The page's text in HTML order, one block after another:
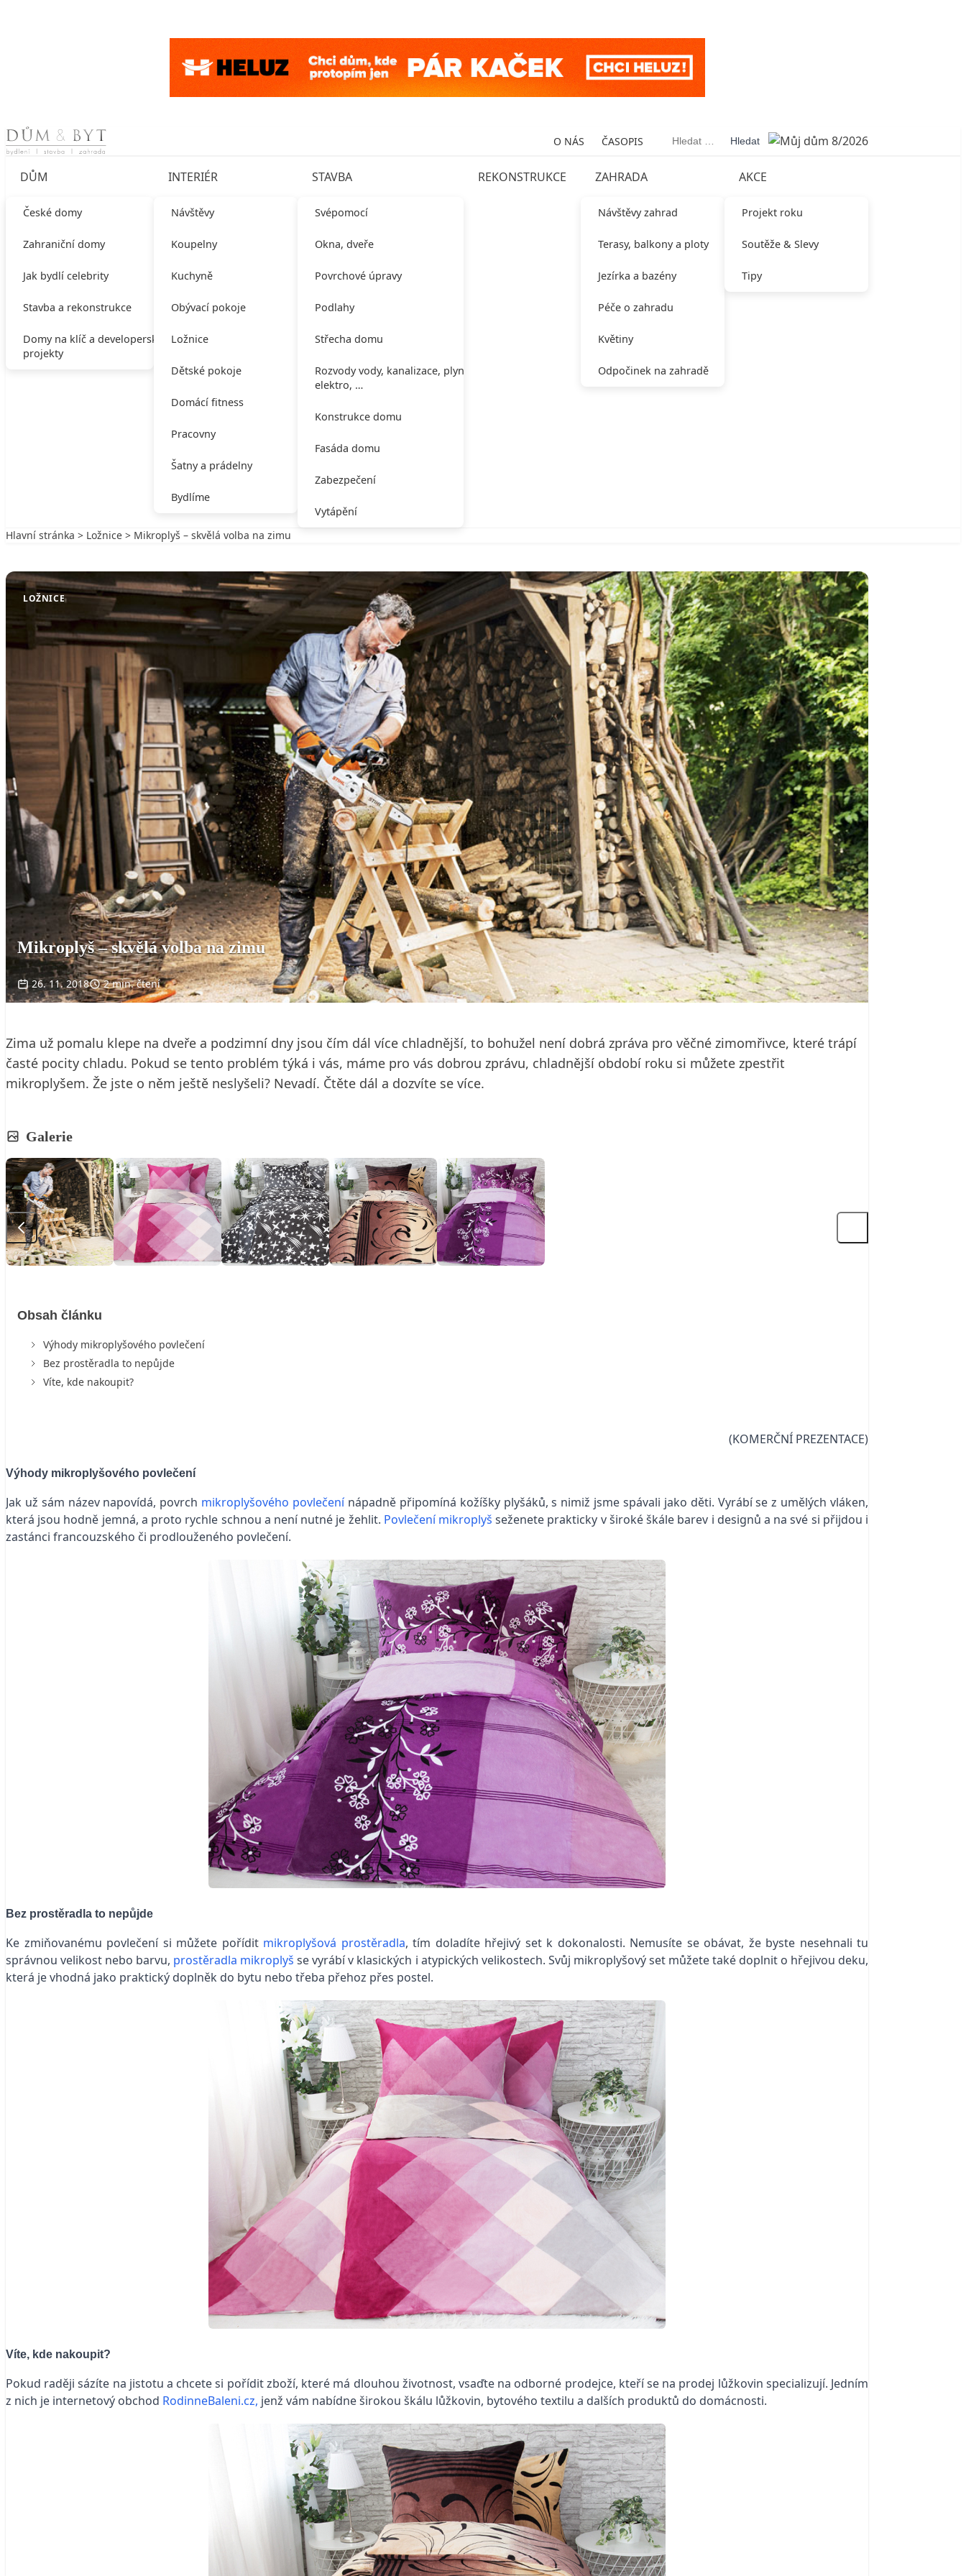
Skip to content O NÁS ČASOPIS Vyhledávání
DŮM
České domy
Zahraniční domy
Jak bydlí celebrity
Stavba a rekonstrukce
Domy na klíč a developerské
projekty
INTERIÉR
Návštěvy
Koupelny
Kuchyně
Obývací pokoje
Ložnice
Dětské pokoje
Domácí fitness
Pracovny
Šatny a prádelny
Bydlíme
STAVBA
Svépomocí
Okna, dveře
Povrchové úpravy
Podlahy
Střecha domu
Rozvody vody, kanalizace, plynu,
elektro, …
Konstrukce domu
Fasáda domu
Zabezpečení
Vytápění
REKONSTRUKCE ZAHRADA
Návštěvy zahrad
Terasy, balkony a ploty
Jezírka a bazény
Péče o zahradu
Květiny
Odpočinek na zahradě
AKCE
Projekt roku
Soutěže & Slevy
Tipy
Hlavní stránka > Ložnice > Mikroplyš – skvělá volba na zimu
LOŽNICE
Mikroplyš – skvělá volba na zimu
26. 11. 2018 2 min. čtení
Zima už pomalu klepe na dveře a podzimní dny jsou čím dál více chladnější, to bohužel není dobrá zpráva pro věčné zimomřivce, které trápí
časté pocity chladu. Pokud se tento problém týká i vás, máme pro vás dobrou zprávu, chladnější období roku si můžete zpestřit
mikroplyšem. Že jste o něm ještě neslyšeli? Nevadí. Čtěte dál a dozvíte se více.
Galerie
Obsah článku
Výhody mikroplyšového povlečení
Bez prostěradla to nepůjde
Víte, kde nakoupit?
(KOMERČNÍ PREZENTACE)
Výhody mikroplyšového povlečení
Jak už sám název napovídá, povrch mikroplyšového povlečenínápadně připomíná kožíšky plyšáků, s nimiž jsme spávali jako děti. Vyrábí se z umělých vláken,
která jsou hodně jemná, a proto rychle schnou a není nutné je žehlit. Povlečení mikroplyš seženete prakticky v široké škále barev i designů a na své si přijdou i
zastánci francouzského či prodlouženého povlečení.
Bez prostěradla to nepůjde
Ke zmiňovanému povlečení si můžete pořídit mikroplyšová prostěradla, tím doladíte hřejivý set k dokonalosti. Nemusíte se obávat, že byste nesehnali tu
správnou velikost nebo barvu, prostěradla mikroplyš se vyrábí v klasických i atypických velikostech. Svůj mikroplyšový set můžete také doplnit o hřejivou deku,
která je vhodná jako praktický doplněk do bytu nebo třeba přehoz přes postel.
Víte, kde nakoupit?
Pokud raději sázíte na jistotu a chcete si pořídit zboží, které má dlouhou životnost, vsaďte na odborné prodejce, kteří se na prodej lůžkovin specializují. Jedním
z nich je internetový obchod RodinneBaleni.cz, jenž vám nabídne širokou škálu lůžkovin, bytového textilu a dalších produktů do domácnosti.